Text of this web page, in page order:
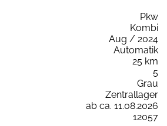
Pkw
Kombi
Aug / 2024
Automatik
25 km
5
Grau
Zentrallager
ab ca. 11.08.2026
12057